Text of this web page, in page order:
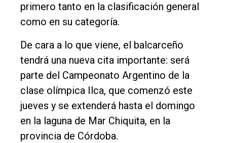
primero tanto en la clasificación general
como en su categoría.
De cara a lo que viene, el balcarceño
tendrá una nueva cita importante: será
parte del Campeonato Argentino de la
clase olímpica Ilca, que comenzó este
jueves y se extenderá hasta el domingo
en la laguna de Mar Chiquita, en la
provincia de Córdoba.